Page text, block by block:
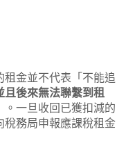
金並不代表「不能追
且後來無法聯繫到租
。一旦收回已獲扣減的
務局申報應課稅租金